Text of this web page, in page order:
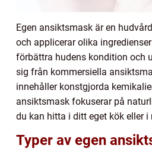
Egen ansiktsmask är en
och applicerar olika
förbättra hudens kondition och
sig från kommersiella
innehåller konstgjorda
ansiktsmask fokuserar på
du kan hitta i ditt eget kök eller i
Typer av egen